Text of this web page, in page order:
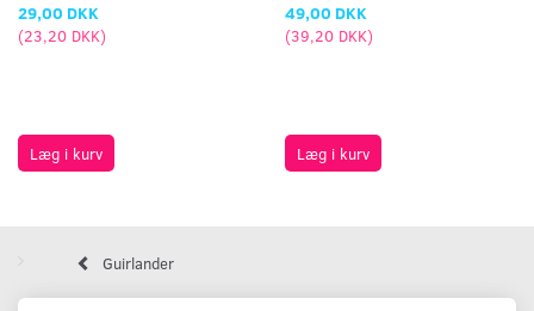
29,00 DKK
(23,20 DKK)
Læg i kurv
49,00 DKK
(39,20 DKK)
Læg i kurv
Guirlander